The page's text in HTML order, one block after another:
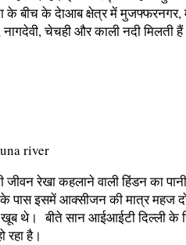
के बीच के देाआब क्षेत्र में मुजफ्फरनगर,
चेचही और काली नदी
जीवन रेखा कहलाने वाली हिंडन का
इसमें आक्सीजन की मात्र महज दो
बीते सान आईआईटी दिल्ली के
रहा है।